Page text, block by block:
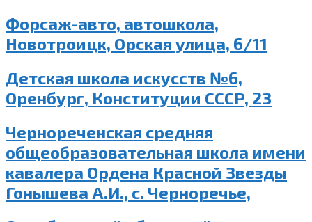
Форсаж-авто, автошкола,
Новотроицк, Орская улица, 6/11
Детская школа искусств №6,
Оренбург, Конституции СССР, 23
Чернореченская средняя
общеобразовательная школа имени
кавалера Ордена Красной Звезды
Гонышева А.И., с. Черноречье,